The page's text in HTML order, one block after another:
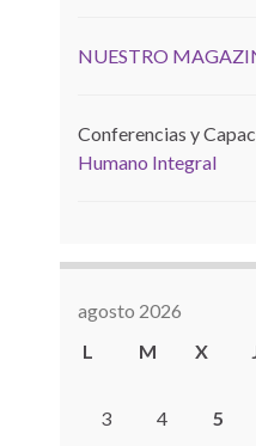
NUESTRO
Conferencias y
Humano Integral
agosto 2026
L
M X
3
4 5